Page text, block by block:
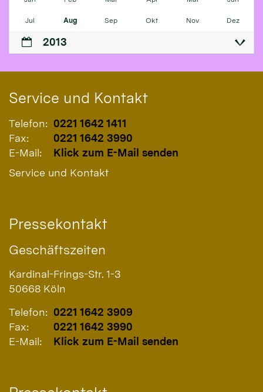
Jul Aug Sep Okt Nov Dez
2013
Service und Kontakt
Telefon: 0221 1642 1411
Fax:
0221 1642 3990
E-Mail:
Klick zum E-Mail senden
Service und Kontakt
Pressekontakt
Geschäftszeiten
Kardinal-Frings-Str. 1-3
50668 Köln
Telefon: 0221 1642 3909
Fax:
0221 1642 3990
E-Mail:
Klick zum E-Mail senden